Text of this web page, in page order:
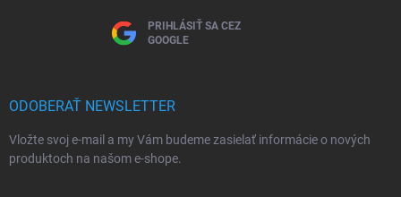
PRIHLÁSIŤ SA CEZ
GOOGLE
ODOBERAŤ NEWSLETTER
Vložte svoj e-mail a my Vám budeme zasielať informácie o nových
produktoch na našom e-shope.